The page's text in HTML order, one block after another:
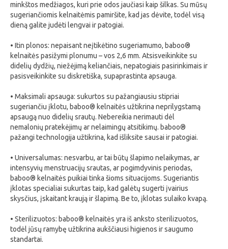
minkštos medžiagos, kuri prie odos jaučiasi kaip šilkas. Su mūsų
sugeriančiomis kelnaitėmis pamiršite, kad jas dėvite, todėl visą
dieną galite judėti lengvai ir patogiai.
• Itin plonos: nepaisant neįtikėtino sugeriamumo, baboo®
kelnaitės pasižymi plonumu – vos 2,6 mm. Atsisveikinkite su
didelių dydžių, niežėjimą keliančiais, nepatogiais pasirinkimais ir
pasisveikinkite su diskretiška, supaprastinta apsauga.
• Maksimali apsauga: sukurtos su pažangiausiu stipriai
sugeriančiu įklotu, baboo® kelnaitės užtikrina neprilygstamą
apsaugą nuo didelių srautų. Nebereikia nerimauti dėl
nemalonių pratekėjimų ar nelaimingų atsitikimų. baboo®
pažangi technologija užtikrina, kad išliksite sausai ir patogiai.
• Universalumas: nesvarbu, ar tai būtų šlapimo nelaikymas, ar
intensyvių menstruacijų srautas, ar pogimdyvinis periodas,
baboo® kelnaitės puikiai tinka šioms situacijoms. Sugeriantis
įklotas specialiai sukurtas taip, kad galėtų sugerti įvairius
skysčius, įskaitant kraują ir šlapimą. Be to, įklotas sulaiko kvapą.
• Sterilizuotos: baboo® kelnaitės yra iš anksto sterilizuotos,
todėl jūsų ramybę užtikrina aukščiausi higienos ir saugumo
standartai.